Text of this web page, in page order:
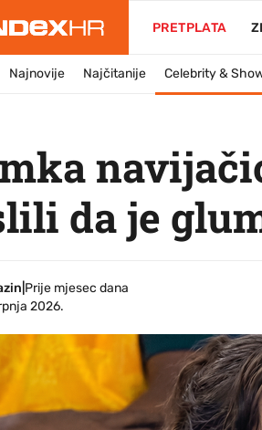
PRETPLATA
Najnovije Najčitanije Celebrity &
da je
Prije mjesec dana
2026.